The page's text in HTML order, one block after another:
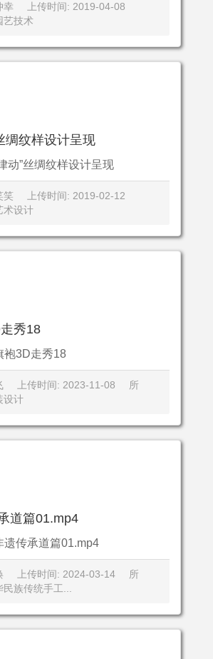
幸
上传时间: 2019-04-08
艺技术
绸纹样设计呈现
动”丝绸纹样设计呈现
笑
上传时间: 2019-02-12
术设计
秀18
袍3D走秀18
上传时间: 2023-11-08
所
设计
道篇01.mp4
遗传承道篇01.mp4
上传时间: 2024-03-14
所
族传统手工...